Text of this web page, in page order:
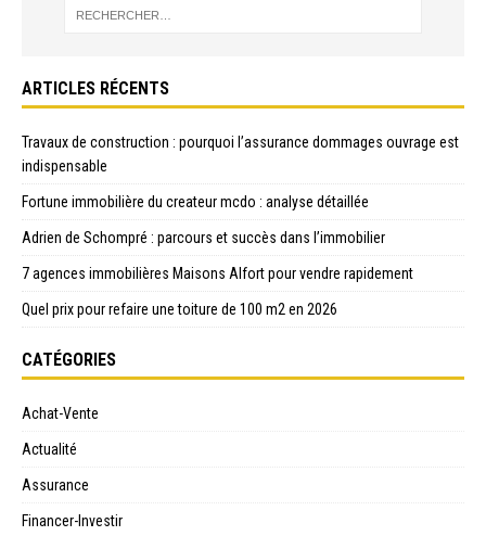
ARTICLES RÉCENTS
Travaux de construction : pourquoi l’assurance dommages ouvrage est
indispensable
Fortune immobilière du createur mcdo : analyse détaillée
Adrien de Schompré : parcours et succès dans l’immobilier
7 agences immobilières Maisons Alfort pour vendre rapidement
Quel prix pour refaire une toiture de 100 m2 en 2026
CATÉGORIES
Achat-Vente
Actualité
Assurance
Financer-Investir